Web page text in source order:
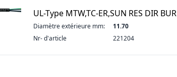
UL-Type MTW,TC-ER,SUN RES DIR BUR
Diamètre extérieure mm:
11.70
Nr- d'article
221204